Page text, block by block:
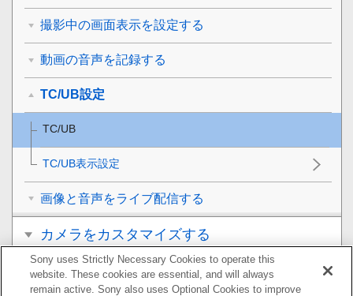
撮影中の画面表示を設定する
動画の音声を記録する
TC/UB設定
TC/UB
TC/UB表示設定
画像と音声をライブ配信する
カメラをカスタマイズする
再生する
Sony uses Strictly Necessary Cookies to operate this
website. These cookies are essential, and will always
remain active. Sony also uses Optional Cookies to improve